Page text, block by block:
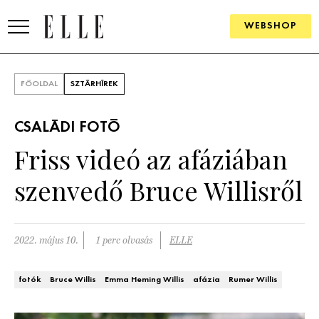
WEBSHOP
SZÉPSÉG
PSZICHÉ
ÉLETMÓD
FŐOLDAL SZTÁRHÍREK
CSALÁDI FOTÓ
Friss videó az afáziában
szenvedő Bruce Willisről
2022. május 10. 1 perc olvasás ELLE
fotók Bruce Willis Emma Heming Willis afázia Rumer Willis